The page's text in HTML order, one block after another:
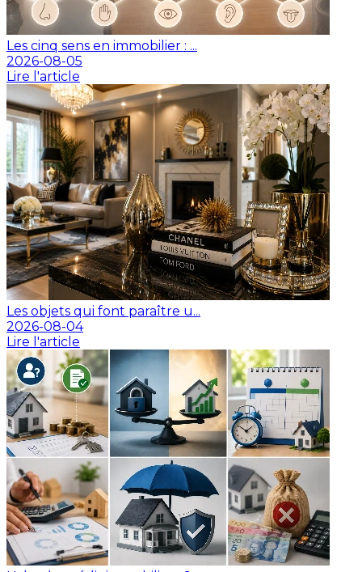
Les cinq sens en immobilier : ...
2026-08-05
Lire l'article
Les objets qui font paraître u...
2026-08-04
Lire l'article